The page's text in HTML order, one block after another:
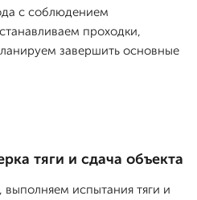
с соблюдением
проходки,
завершить основные
тяги и сдача объекта
испытания тяги и